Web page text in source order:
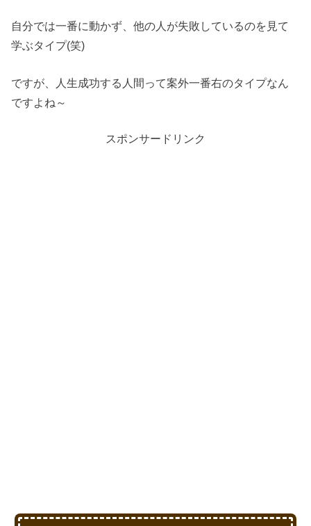
自分では一番に動かず、他の人が失敗しているのを見て
学ぶタイプ(笑)
ですが、人生成功する人間って案外一番右のタイプなん
ですよね～
スポンサードリンク